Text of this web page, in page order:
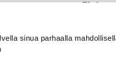
sinua parhaalla